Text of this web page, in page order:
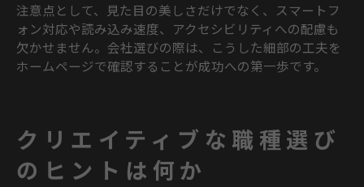
注意点として、見た目の美しさだけでなく、スマートフ
ォン対応や読み込み速度、アクセシビリティへの配慮も
欠かせません。会社選びの際は、こうした細部の工夫を
ホームページで確認することが成功への第一歩です。
クリエイティブな職種選び
のヒントは何か